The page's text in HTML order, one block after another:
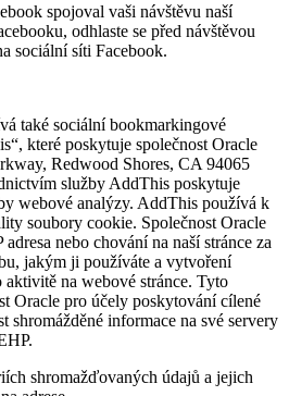
spojoval vaši návštěvu naší
odhlaste se před návštěvou
sociální síti Facebook.
také sociální bookmarkingové
které poskytuje společnost Oracle
Redwood Shores, CA 94065
služby AddThis poskytuje
webové analýzy. AddThis používá k
soubory cookie. Společnost Oracle
nebo chování na naší stránce za
jakým ji používáte a vytvoření
na webové stránce. Tyto
Oracle pro účely poskytování cílené
shromážděné informace na své servery
shromažďovaných údajů a jejich